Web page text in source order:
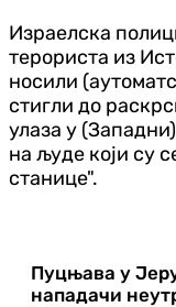
Израелска
терориста из
носили
стигли до
улаза у
на људе који су
станице".
Пуцњава у
нападачи